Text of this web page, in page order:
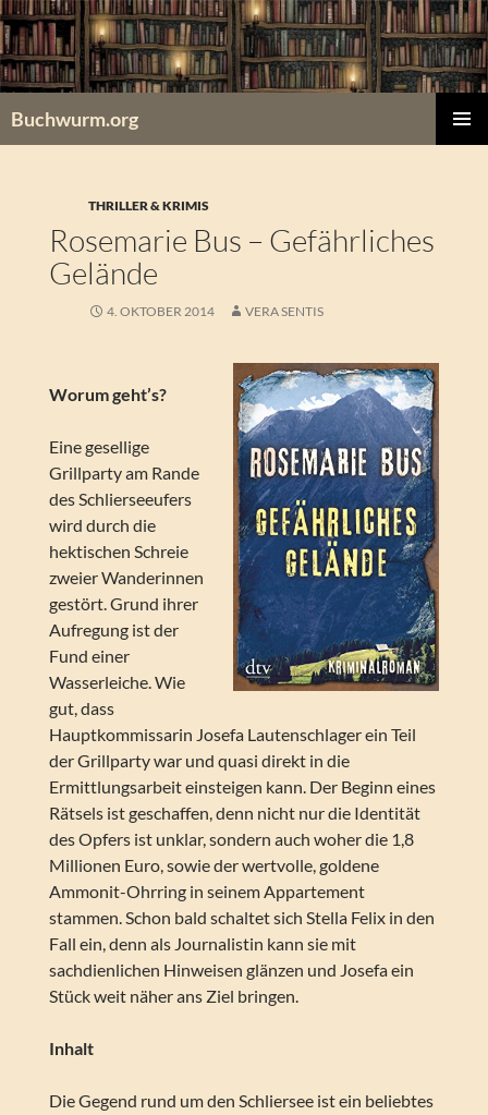
Zum
Inhalt
springen
Buchwurm.org
THRILLER & KRIMIS
Rosemarie Bus – Gefährliches
Gelände
4. OKTOBER 2014 VERA SENTIS
Worum geht’s?
Eine gesellige
Grillparty am Rande
des Schlierseeufers
wird durch die
hektischen Schreie
zweier Wanderinnen
gestört. Grund ihrer
Aufregung ist der
Fund einer
Wasserleiche. Wie
gut, dass
Hauptkommissarin Josefa Lautenschlager ein Teil
der Grillparty war und quasi direkt in die
Ermittlungsarbeit einsteigen kann. Der Beginn eines
Rätsels ist geschaffen, denn nicht nur die Identität
des Opfers ist unklar, sondern auch woher die 1,8
Millionen Euro, sowie der wertvolle, goldene
Ammonit-Ohrring in seinem Appartement
stammen. Schon bald schaltet sich Stella Felix in den
Fall ein, denn als Journalistin kann sie mit
sachdienlichen Hinweisen glänzen und Josefa ein
Stück weit näher ans Ziel bringen.
Inhalt
Die Gegend rund um den Schliersee ist ein beliebtes